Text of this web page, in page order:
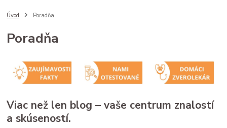
ako zmerať psa
zmena času
zimný čas
pivovarské kvasnice
srsť pes
imunita zviera
Saccharomyces cerevisiae
B vitamíny
doplnky pre zvieratá
zdravé trávenie
ako čítať obaly
kvalitné granule pre psa
mačacie kŕmenie
mačacie fúzy mačací spánok
mačacia hygiena
starostlivosť o mačku
Úvod Poradňa
Poradňa
Viac než len blog – vaše centrum znalostí
a skúseností.